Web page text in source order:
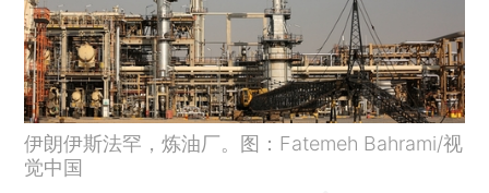
伊朗伊斯法罕，炼油厂。图：Fatemeh Bahrami/视
觉中国